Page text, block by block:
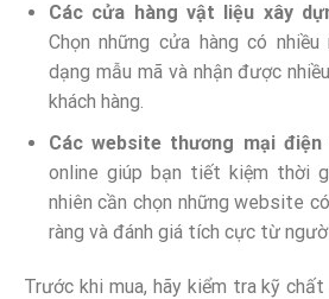
Các cửa hàng vật liệu xây
Chọn những cửa hàng có
dạng mẫu mã và nhận được
khách hàng.
Các website thương mại
online giúp bạn tiết kiệm thời
nhiên cần chọn những website
ràng và đánh giá tích cực từ
Trước khi mua, hãy kiểm tra kỹ